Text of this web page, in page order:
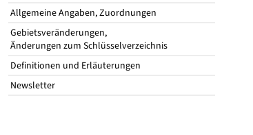
Allgemeine Angaben, Zuordnungen
Gebietsveränderungen,
Änderungen zum Schlüsselverzeichnis
Definitionen und Erläuterungen
Newsletter